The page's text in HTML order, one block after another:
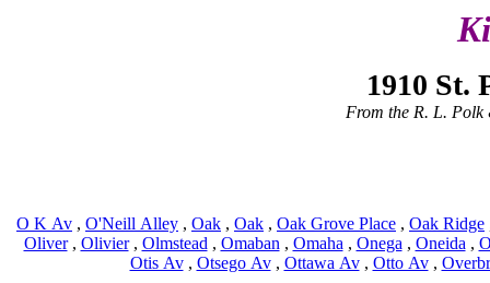
1910 St.
From the R. L.
O K Av , O'Neill Alley , Oak , Oak , Oak Grove Place , Oak Ridge
Oliver, Olivier, Olmstead , Omaban , Omaha , Onega , Oneida ,
Otis Av, Otsego Av, Ottawa Av, Otto Av,